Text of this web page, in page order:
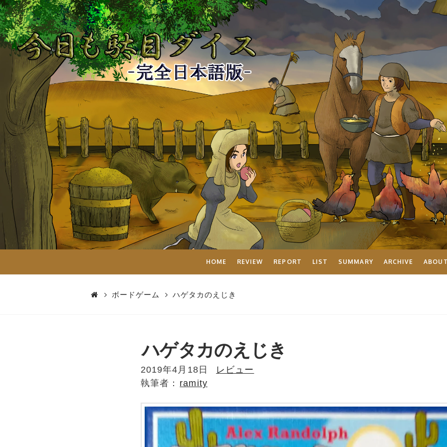
今
日
も
駄
目
ダ
イ
ス
HOME REVIEW REPORT LIST SUMMARY ARCHIVE
ボードゲーム ハゲタカのえじき
ハゲタカのえじき
2019年4月18日
レビュー
ramity